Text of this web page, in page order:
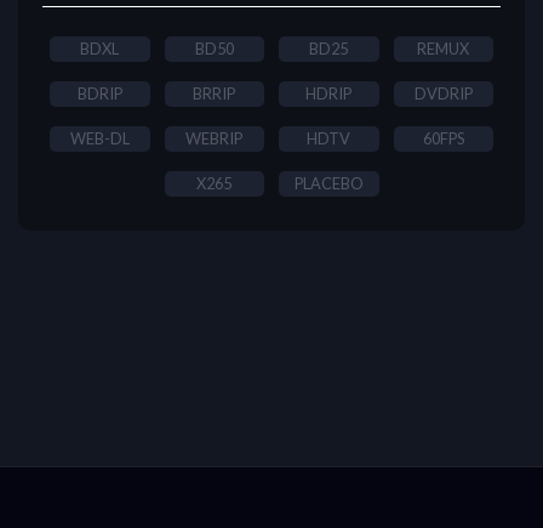
BDXL BD50 BD25 REMUX
BDRIP BRRIP HDRIP DVDRIP
WEB-DL WEBRIP HDTV 60FPS
X265 PLACEBO